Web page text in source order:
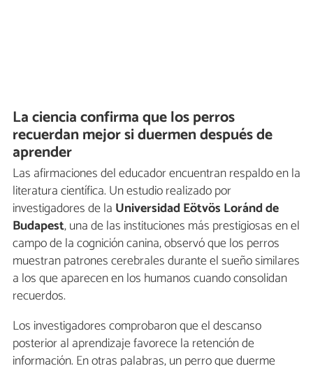
La ciencia confirma que los perros
recuerdan mejor si duermen después de
aprender
Las afirmaciones del educador encuentran respaldo en la
literatura científica. Un estudio realizado por
investigadores de la Universidad Eötvös Loránd de
Budapest, una de las instituciones más prestigiosas en el
campo de la cognición canina, observó que los perros
muestran patrones cerebrales durante el sueño similares
a los que aparecen en los humanos cuando consolidan
recuerdos.
Los investigadores comprobaron que el descanso
posterior al aprendizaje favorece la retención de
información. En otras palabras, un perro que duerme